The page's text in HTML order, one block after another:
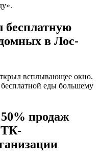
в Лос-
всплывающее окно.
еды большему
продаж